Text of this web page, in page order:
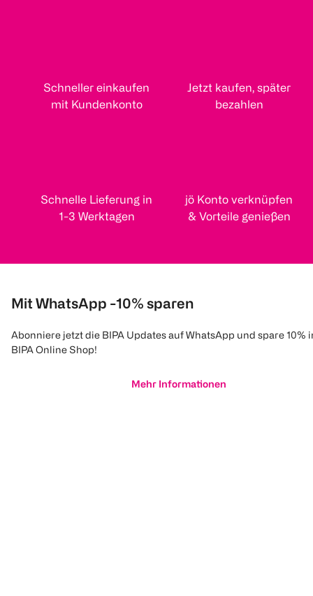
Schneller einkaufen
mit Kundenkonto
Jetzt kaufen, später
bezahlen
Schnelle Lieferung in
1-3 Werktagen
jö Konto verknüpfen
& Vorteile genießen
Mit WhatsApp -10% sparen
Abonniere jetzt die BIPA Updates auf WhatsApp und spare 10%
BIPA Online Shop!
Mehr Informationen